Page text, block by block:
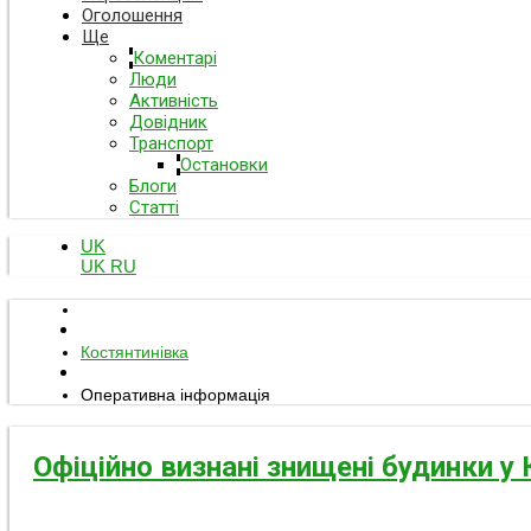
Оголошення
Ще
Коментарі
Люди
Активність
Довідник
Транспорт
Остановки
Блоги
Статті
UK
UK RU
Костянтинівка
Оперативна інформація
Офіційно визнані знищені будинки у